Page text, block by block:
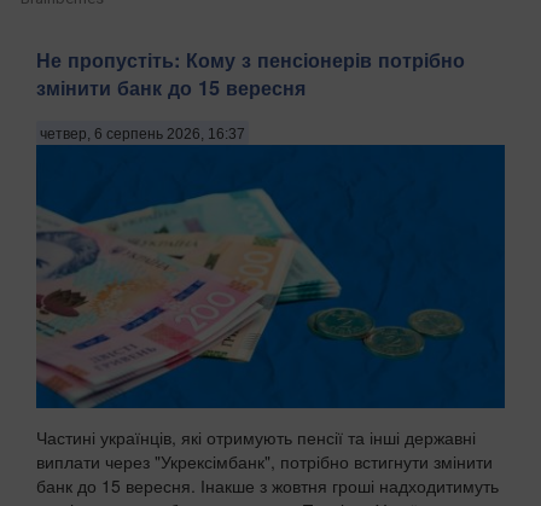
Не пропустіть: Кому з пенсіонерів потрібно
змінити банк до 15 вересня
четвер, 6 серпень 2026, 16:37
Частині українців, які отримують пенсії та інші державні
виплати через "Укрексімбанк", потрібно встигнути змінити
банк до 15 вересня. Інакше з жовтня гроші надходитимуть